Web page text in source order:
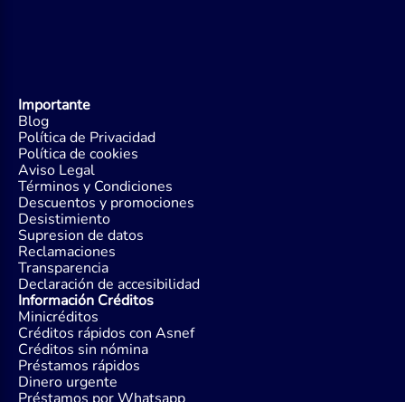
Importante
Blog
Política de Privacidad
Política de cookies
Aviso Legal
Términos y Condiciones
Descuentos y promociones
Desistimiento
Supresion de datos
Reclamaciones
Transparencia
Declaración de accesibilidad
Información Créditos
Minicréditos
Créditos rápidos con Asnef
Créditos sin nómina
Préstamos rápidos
Dinero urgente